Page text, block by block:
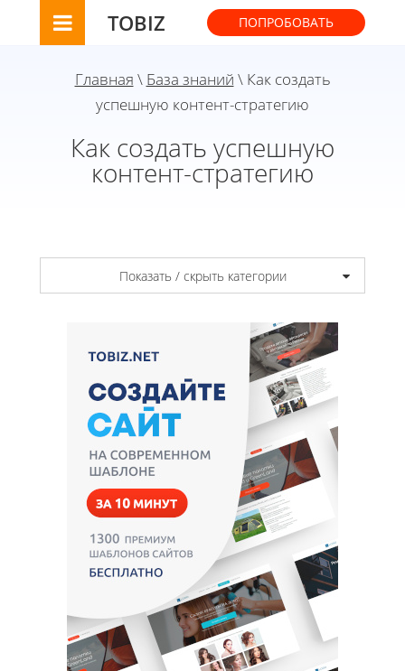
TOBIZ ПОПРОБОВАТЬ
Главная \ База знаний \ Как создать
успешную контент-стратегию
Как создать успешную
контент-стратегию
Показать / скрыть категории